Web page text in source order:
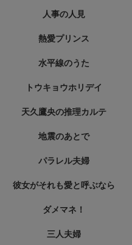
人事の人見
熱愛プリンス
水平線のうた
トウキョウホリデイ
天久鷹央の推理カルテ
地震のあとで
パラレル夫婦
彼女がそれも愛と呼ぶなら
ダメマネ！
三人夫婦